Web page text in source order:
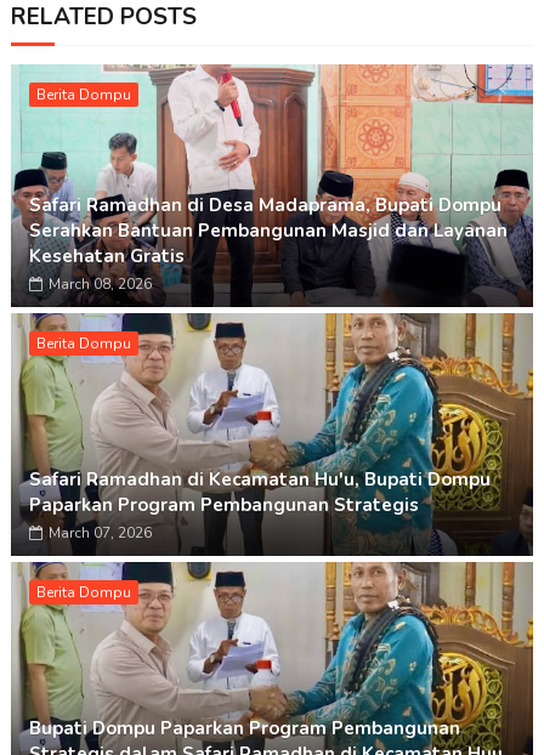
RELATED POSTS
Berita Dompu
Safari Ramadhan di Desa Madaprama, Bupati Dompu
Serahkan Bantuan Pembangunan Masjid dan Layanan
Kesehatan Gratis
March 08, 2026
Berita Dompu
Safari Ramadhan di Kecamatan Hu'u, Bupati Dompu
Paparkan Program Pembangunan Strategis
March 07, 2026
Berita Dompu
Bupati Dompu Paparkan Program Pembangunan